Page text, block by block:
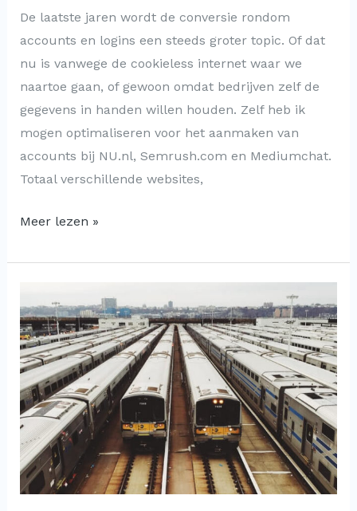
De laatste jaren wordt de conversie rondom
accounts en logins een steeds groter topic. Of dat
nu is vanwege de cookieless internet waar we
naartoe gaan, of gewoon omdat bedrijven zelf de
gegevens in handen willen houden. Zelf heb ik
mogen optimaliseren voor het aanmaken van
accounts bij NU.nl, Semrush.com en Mediumchat.
Totaal verschillende websites,
Meer lezen »
testen
tegelijkertijd
laten
lopen:
doen
of
niet?